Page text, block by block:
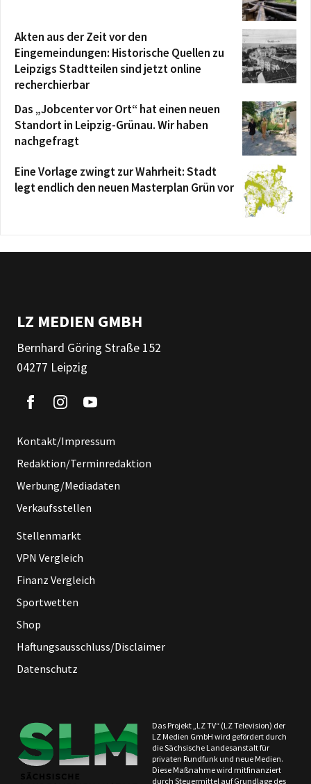
Akten aus der Zeit vor den
Eingemeindungen: Historische Quellen zu
Leipzigs Stadtteilen sind jetzt online
recherchierbar
Das „Jobcenter vor Ort“ hat einen neuen
Standort in Leipzig-Grünau. Wir haben
nachgefragt
Eine Vorlage zwingt zur Wahrheit: Stadt
legt endlich den neuen Masterplan Grün vor
LZ MEDIEN GMBH
Bernhard Göring Straße 152
04277 Leipzig
Kontakt/Impressum
Redaktion/Terminredaktion
Werbung/Mediadaten
Verkaufsstellen
Stellenmarkt
VPN Vergleich
Finanz Vergleich
Sportwetten
Shop
Haftungsausschluss/Disclaimer
Datenschutz
Das Projekt „LZ TV“ (LZ Television) der
LZ Medien GmbH wird gefördert durch
die Sächsische Landesanstalt für
privaten Rundfunk und neue Medien.
Diese Maßnahme wird mitfinanziert
durch Steuermittel auf Grundlage des